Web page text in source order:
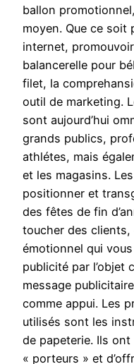
ballon
moyen. Que ce
internet,
balancerelle pour
filet, la
outil de marketing.
sont aujourd’hui
grands publics,
athlétes, mais
et les magasins.
positionner et
des fêtes de fin
toucher des
émotionnel qui
publicité par l’objet
message
comme appui. Les
utilisés sont les
de papeterie. Ils ont
« porteurs » et